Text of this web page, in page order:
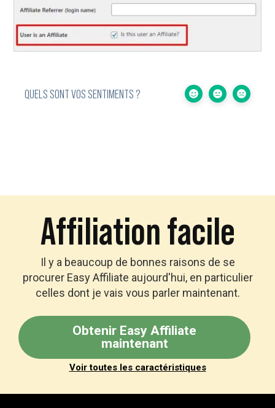
QUELS SONT VOS SENTIMENTS ?
Affiliation facile
Il y a beaucoup de bonnes raisons de se
procurer Easy Affiliate aujourd'hui, en particulier
celles dont je vais vous parler maintenant.
Obtenir Easy Affiliate
maintenant
Voir toutes les caractéristiques